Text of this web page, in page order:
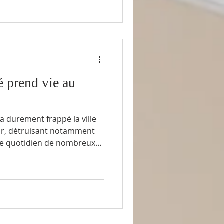
à l’honneur les
🍊🥭🍈 Papayes, fruits
prend vie au
durement frappé la ville
détruisant notamment
quotidien de nombreux
mais d’agir. 👉
personnellement en se